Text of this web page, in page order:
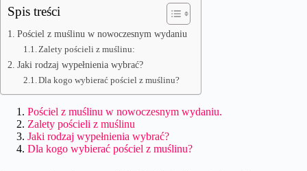
Spis treści
Pościel z muślinu w nowoczesnym wydaniu
Zalety pościeli z muślinu:
Jaki rodzaj wypełnienia wybrać?
Dla kogo wybierać pościel z muślinu?
Pościel z muślinu w nowoczesnym wydaniu.
Zalety pościeli z muślinu
Jaki rodzaj wypełnienia wybrać?
Dla kogo wybierać pościel z muślinu?